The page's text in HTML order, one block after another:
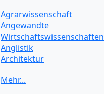
Agrarwissenschaft
Angewandte
Wirtschaftswissenschaften
Anglistik
Architektur
Betriebswirtschaft BWL